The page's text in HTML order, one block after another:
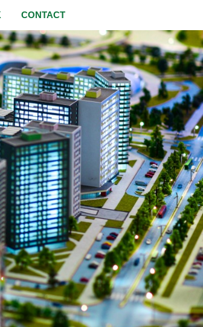
CONTACT